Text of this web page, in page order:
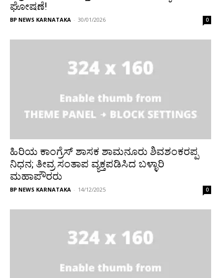
ಘೋಷಣೆ!
BP NEWS KARNATAKA - 30/01/2026 0
ಹಿರಿಯ ಕಾಂಗ್ರೆಸ್ ಶಾಸಕ ಶಾಮನೂರು ಶಿವಶಂಕರಪ್ಪ
ನಿಧನ; ತೀವ್ರ ಸಂತಾಪ ವ್ಯಕ್ತಪಡಿಸಿದ ಬಳ್ಳಾರಿ
ಮಹಾಪೌರರು
BP NEWS KARNATAKA - 14/12/2025 0